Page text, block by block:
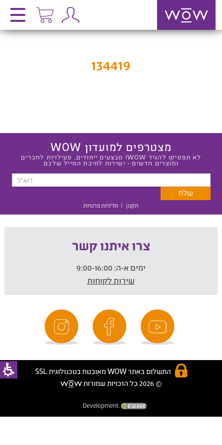
134419
מצטרפים למועדון WOW
לא תפסיקו להגיד WOW! מבצעים ייחודים, פעילויות לחברים
ומוצרים חדשים - ישירות לתיבת המייל שלכם
תקנון | מדיניות פרטיות
צרו איתנו קשר
ימים א-ה:
שירות לקוחות
התשלום באתר WOW מאובטח בטכנולוגית SSL
© 2026 כל הזכויות שמורות
Development: